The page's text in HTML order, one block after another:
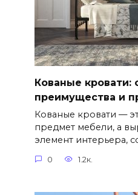
Кованые кровати:
преимущества и
Кованые кровати —
предмет мебели, а
элемент интерьера,
0 1.2к.